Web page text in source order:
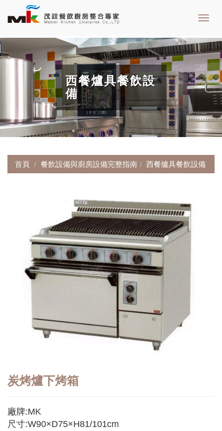
西餐爐具餐飲設
備
首頁 餐飲設備與廚房設備完整指南 西餐爐具餐飲設備
炭烤爐下烤箱
廠牌:MK
尺寸:W90×D75×H81/101cm